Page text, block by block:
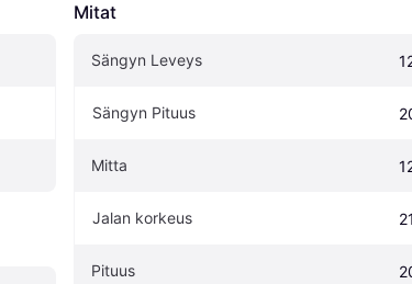
Mitat
Sängyn Leveys
Sängyn Pituus
Mitta
Jalan korkeus
Pituus